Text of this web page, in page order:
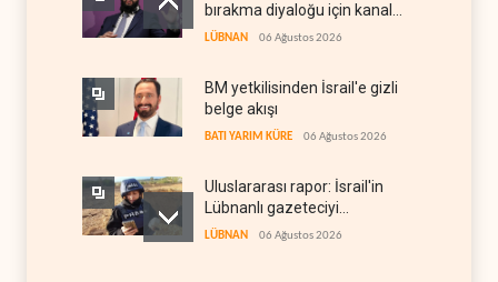
bırakma diyaloğu için kanal
arıyor
LÜBNAN 06 Ağustos 2026
BM yetkilisinden İsrail'e gizli
belge akışı
BATI YARIM KÜRE 06 Ağustos 2026
Uluslararası rapor: İsrail'in
Lübnanlı gazeteciyi
öldürmesi savaş suçu
LÜBNAN 06 Ağustos 2026